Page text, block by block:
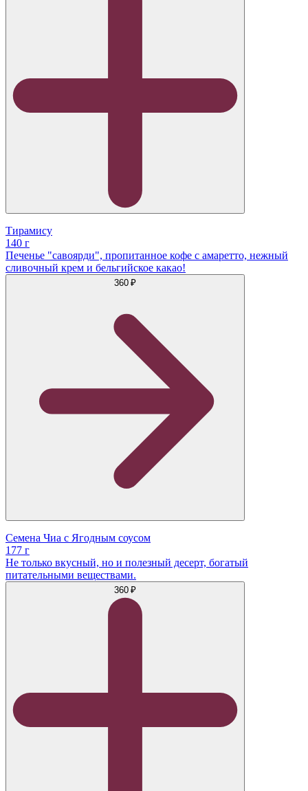
Тирамису
140 г
Печенье "савоярди", пропитанное кофе с амаретто, нежный
сливочный крем и бельгийское какао!
360 ₽
Семена Чиа с Ягодным соусом
177 г
Не только вкусный, но и полезный десерт, богатый
питательными веществами.
360 ₽